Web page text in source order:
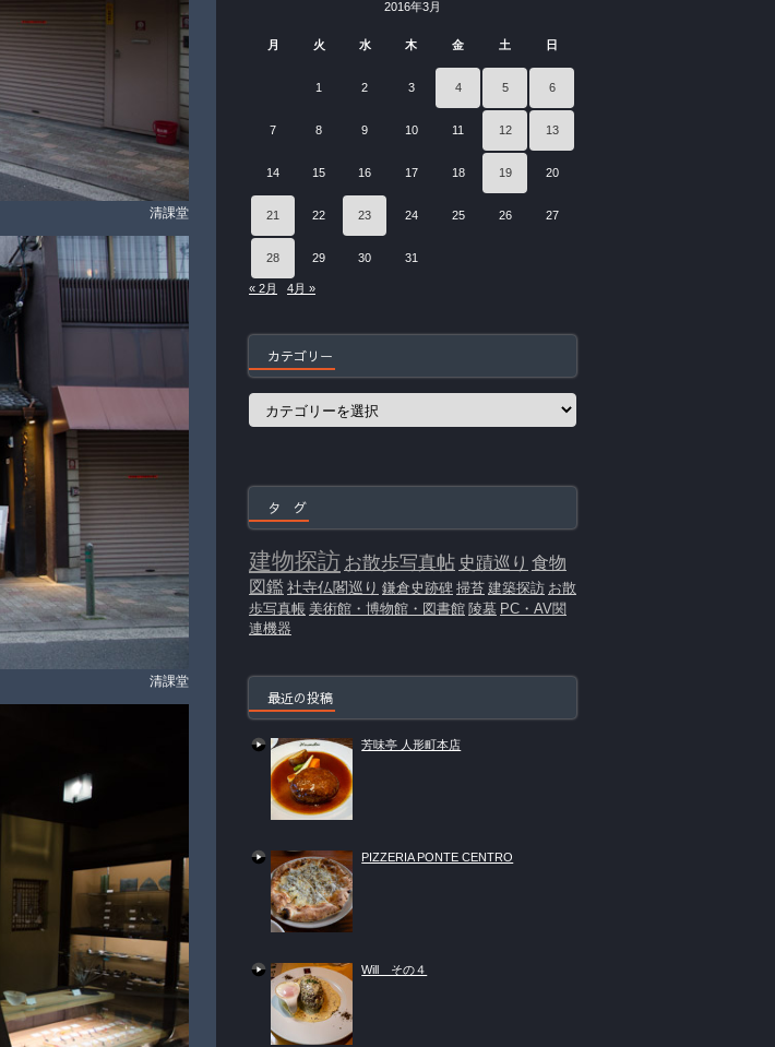
清課堂
清課堂
2016年3月
月 火 水 木 金 土 日
1 2 3 4 5 6
7 8 9 10 11 12 13
14 15 16 17 18 19 20
21 22 23 24 25 26 27
28 29 30 31
« 2月 4月 »
カテゴリー
カ
タ グ
建物探訪 お散歩写真帖 史蹟巡り 食物
図鑑社寺仏閣巡り 鎌倉史跡碑 掃苔 建築探訪 お散
歩写真帳 美術館・博物館・図書館 陵墓 PC・AV関
連機器
最近の投稿
芳味亭 人形町本店
PIZZERIA PONTE CENTRO
Will その４